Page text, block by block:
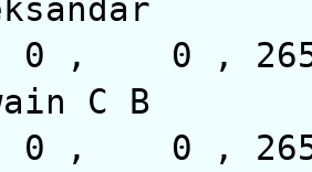
, 0 ,
C B
, 0